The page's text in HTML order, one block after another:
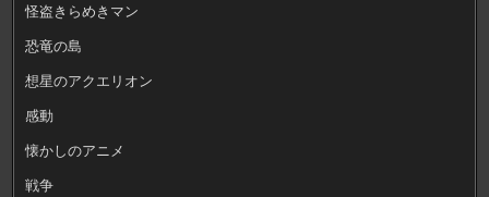
怪盗きらめきマン
恐竜の島
想星のアクエリオン
感動
懐かしのアニメ
戦争